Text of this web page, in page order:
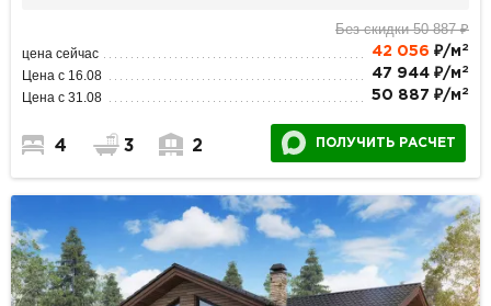
Без скидки 50 887 ₽
цена сейчас 42 056 ₽/м 2
Цена с 16.08 47 944 ₽/м 2
Цена с 31.08 50 887 ₽/м 2
4 3 2 ПОЛУЧИТЬ РАСЧЕТ